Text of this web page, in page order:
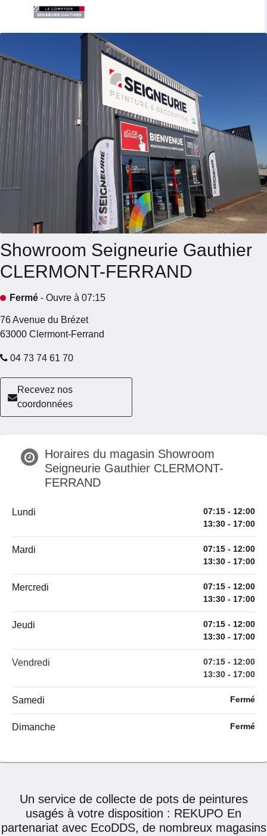
Showroom Seigneurie Gauthier
CLERMONT-FERRAND
Fermé - Ouvre à 07:15
76 Avenue du Brézet
63000 Clermont-Ferrand
04 73 74 61 70
Recevez nos
coordonnées
Horaires du magasin Showroom
Seigneurie Gauthier CLERMONT-
FERRAND
Lundi
07:15 - 12:00
13:30 - 17:00
Mardi
07:15 - 12:00
13:30 - 17:00
Mercredi
07:15 - 12:00
13:30 - 17:00
Jeudi
07:15 - 12:00
13:30 - 17:00
Vendredi
07:15 - 12:00
13:30 - 17:00
Samedi Fermé
Dimanche Fermé
Un service de collecte de pots de peintures
usagés à votre disposition : REKUPO En
partenariat avec EcoDDS, de nombreux magasins